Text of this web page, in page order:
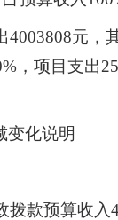
4003808元，
，项目支出
变化说明
拨款预算收入